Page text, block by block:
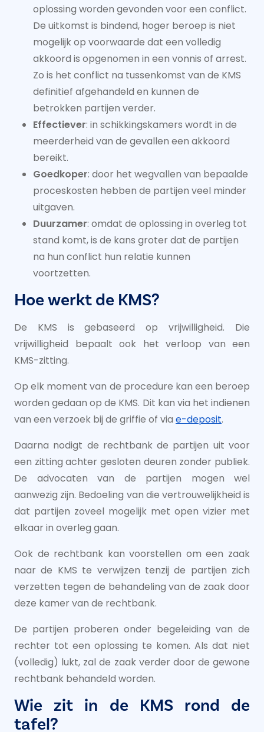
oplossing worden gevonden voor een conflict.
De uitkomst is bindend, hoger beroep is niet
mogelijk op voorwaarde dat een volledig
akkoord is opgenomen in een vonnis of arrest.
Zo is het conflict na tussenkomst van de KMS
definitief afgehandeld en kunnen de
betrokken partijen verder.
Effectiever: in schikkingskamers wordt in de
meerderheid van de gevallen een akkoord
bereikt.
Goedkoper: door het wegvallen van bepaalde
proceskosten hebben de partijen veel minder
uitgaven.
Duurzamer: omdat de oplossing in overleg tot
stand komt, is de kans groter dat de partijen
na hun conflict hun relatie kunnen
voortzetten.
Hoe werkt de KMS?
De KMS is gebaseerd op vrijwilligheid. Die
vrijwilligheid bepaalt ook het verloop van een
KMS-zitting.
Op elk moment van de procedure kan een beroep
worden gedaan op de KMS. Dit kan via het indienen
van een verzoek bij de griffie of via e-deposit.
Daarna nodigt de rechtbank de partijen uit voor
een zitting achter gesloten deuren zonder publiek.
De advocaten van de partijen mogen wel
aanwezig zijn. Bedoeling van die vertrouwelijkheid is
dat partijen zoveel mogelijk met open vizier met
elkaar in overleg gaan.
Ook de rechtbank kan voorstellen om een zaak
naar de KMS te verwijzen tenzij de partijen zich
verzetten tegen de behandeling van de zaak door
deze kamer van de rechtbank.
De partijen proberen onder begeleiding van de
rechter tot een oplossing te komen. Als dat niet
(volledig) lukt, zal de zaak verder door de gewone
rechtbank behandeld worden.
Wie zit in de KMS rond de
tafel?